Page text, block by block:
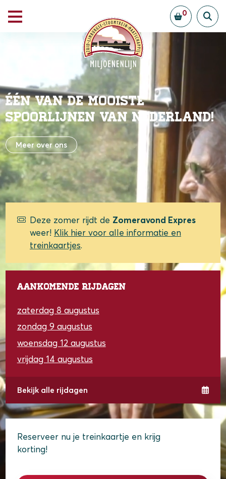
0
één van de mooiste
spoorlijnen van Nederland!
Meer over ons
Reserveer nu je treinkaartje en krijg
korting!
Deze zomer rijdt de Zomeravond Expres
weer! Klik hier voor alle informatie en
treinkaartjes.
Aankomende rijdagen
zaterdag 8 augustus
zondag 9 augustus
woensdag 12 augustus
vrijdag 14 augustus
Bekijk alle rijdagen